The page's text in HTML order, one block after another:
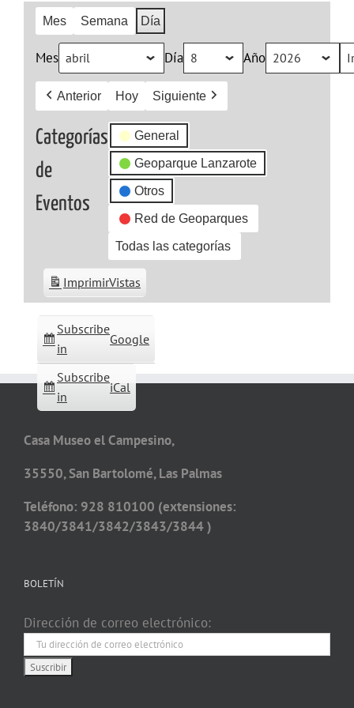
Mes Semana Día
Mes Día Año
Anterior Hoy Siguiente
Categorías
de
Eventos
General
Geoparque Lanzarote
Otros
Red de Geoparques
Todas las categorías
Subscribe
in
Google
Subscribe
in
iCal
ImprimirVistas
Casa Museo el Campesino,
35550, San Bartolomé, Las Palmas
Teléfono: 928 810100 (extensiones:
3840/3841/3842/3843/3844 )
BOLETÍN
Dirección de correo electrónico: